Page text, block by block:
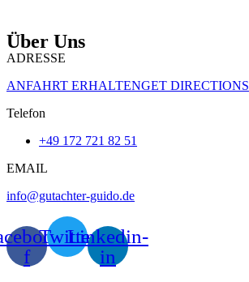
Über Uns
ADRESSE
ANFAHRT ERHALTENGET DIRECTIONS
Telefon
+49 172 721 82 51
EMAIL
info@gutachter-guido.de
f
TwitterLinkedin-
in